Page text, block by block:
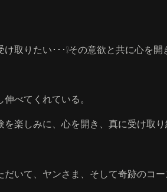
取りたい･･･❕その意欲と共に心を開
べてくれている。
楽しみに、心を開き、真に受け取り
いて、ヤンさま、そして奇跡のコ